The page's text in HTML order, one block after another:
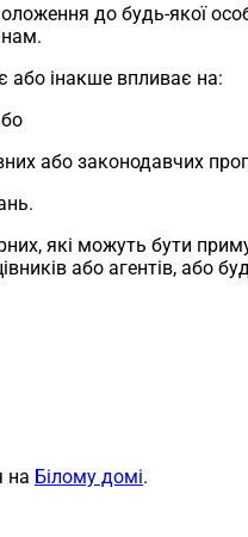
до будь-якої
або інакше впливає на:
або законодавчих
які можуть бути
або агентів, або
на Білому домі.